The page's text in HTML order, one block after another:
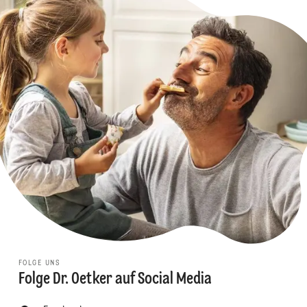
FOLGE UNS
Folge Dr. Oetker auf Social Media